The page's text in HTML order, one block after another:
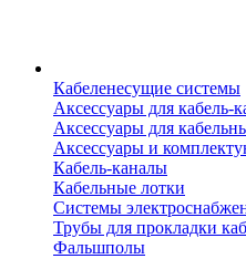
Кабеленесущие системы
Аксессуары для кабель-
Аксессуары для
Аксессуары и
Кабель-каналы
Кабельные лотки
Системы
Трубы для прокладки
Фальшполы